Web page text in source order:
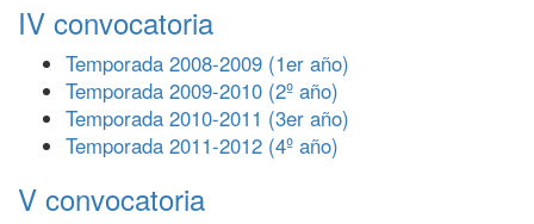
IV convocatoria
Temporada 2008-2009 (1er año)
Temporada 2009-2010 (2º año)
Temporada 2010-2011 (3er año)
Temporada 2011-2012 (4º año)
V convocatoria